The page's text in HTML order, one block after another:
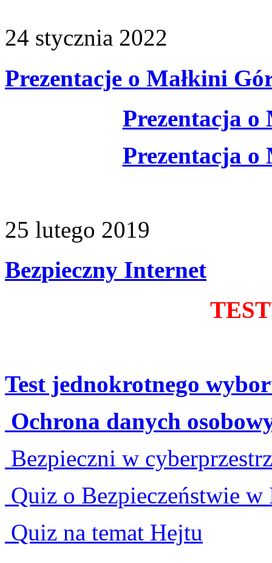
24 stycznia 2022
Prezentacje o Małkini
Prezentacja o
Prezentacja o
25 lutego 2019
Bezpieczny Internet
Test jednokrotnego
Ochrona danych
Bezpieczni w
Quiz o Bezpieczeństwie w
Quiz na temat Hejtu